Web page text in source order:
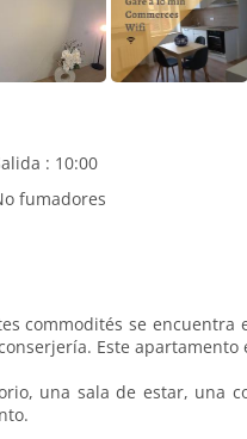
: 10:00
fumadores
commodités se
Este
una sala de estar, una